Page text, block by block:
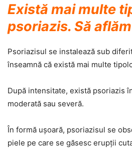
Există mai multe
psoriazis. Să
Psoriazisul se instalează sub
înseamnă că există mai multe
După intensitate, există psoriazis
moderată sau severă.
În formă uşoară, psoriazisul se
piele pe care se găsesc erupţii